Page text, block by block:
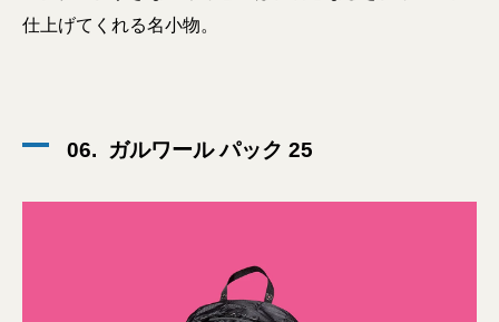
仕上げてくれる名小物。
06. ガルワール パック 25